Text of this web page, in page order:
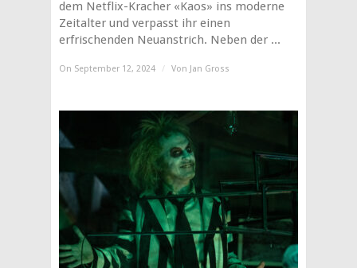
dem Netflix-Kracher «Kaos» ins moderne
Zeitalter und verpasst ihr einen
erfrischenden Neuanstrich. Neben der ...
On September 12, 2024 / Von Jan Gross